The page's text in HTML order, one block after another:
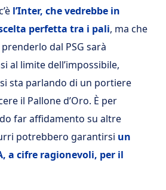
l’Inter, che vedrebbe in
perfetta tra i pali, ma che
dal PSG sarà
al limite dell’impossibile,
sta parlando di un portiere
il Pallone d’Oro. È per
far affidamento su altre
potrebbero garantirsi un
a cifre ragionevoli, per il